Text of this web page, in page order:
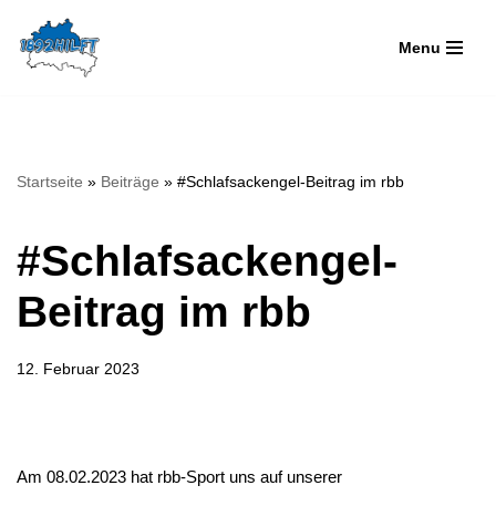
Zum
Menu
Startseite » Beiträge » #Schlafsackengel-Beitrag im rbb
#Schlafsackengel-
Beitrag im rbb
12. Februar 2023
Am 08.02.2023 hat rbb-Sport uns auf unserer